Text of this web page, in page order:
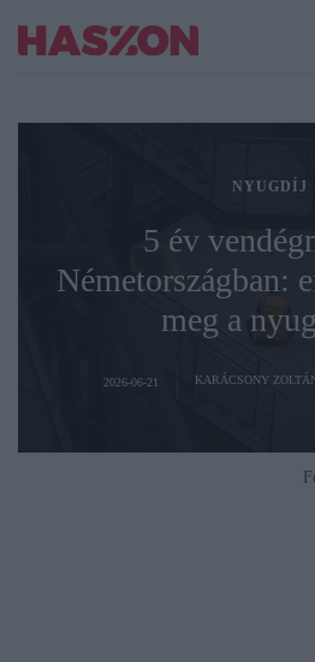
NYUGDÍJ
5 év
Németországban:
meg a
2026-06-21 KARÁCSONY